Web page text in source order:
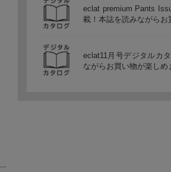
eclat premium Pants
載！本誌を読みながらお
eclat11月号デジタルカ
ながらお買い物が楽しめ